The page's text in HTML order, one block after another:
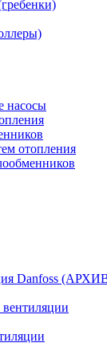
насосы
отопления
Danfoss